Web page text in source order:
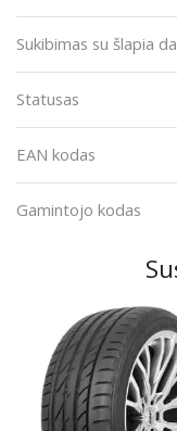
Sukibimas su šlapia
Statusas
EAN kodas
Gamintojo kodas